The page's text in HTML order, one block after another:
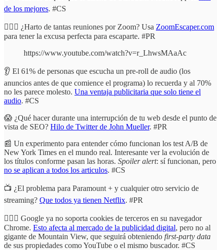
de los mejores. #CS
🏃🏼‍♂️ ¿Harto de tantas reuniones por Zoom? Usa ZoomEscaper.com
para tener la excusa perfecta para escaparte. #PR
https://www.youtube.com/watch?v=r_LhwsMAaAc
👂 El 61% de personas que escucha un pre-roll de audio (los
anuncios antes de que comience el programa) lo recuerda y al 70%
no les parece molesto. Una ventaja publicitaria que solo tiene el
audio. #CS
😱 ¿Qué hacer durante una interrupción de tu web desde el punto de
vista de SEO? Hilo de Twitter de John Mueller. #PR
📰 Un experimento para entender cómo funcionan los test A/B de
New York Times en el mundo real. Interesante ver la evolución de
los títulos conforme pasan las horas. Spoiler alert: sí funcionan, pero
no se aplican a todos los articulos. #CS
📺 ¿El problema para Paramount + y cualquier otro servicio de
streaming? Que todos ya tienen Netflix. #PR
🕵🏼‍♂️ Google ya no soporta cookies de terceros en su navegador
Chrome. Esto afecta al mercado de la publicidad digital, pero no al
gigante de Mountain View, que seguirá obteniendo first-party data
de sus propiedades como YouTube o el mismo buscador. #CS